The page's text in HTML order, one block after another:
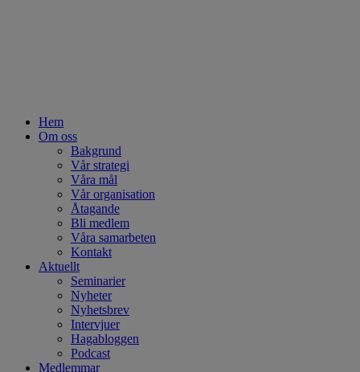
Hem
Om oss
Bakgrund
Vår strategi
Våra mål
Vår organisation
Åtagande
Bli medlem
Våra samarbeten
Kontakt
Aktuellt
Seminarier
Nyheter
Nyhetsbrev
Intervjuer
Hagabloggen
Podcast
Medlemmar